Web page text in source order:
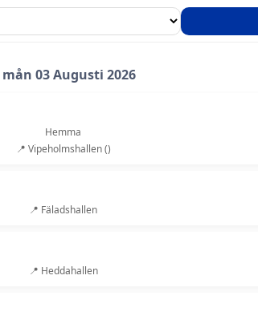
mån 03 Augusti 2026
Hemma
📍 Vipeholmshallen ()
📍 Fäladshallen
📍 Heddahallen